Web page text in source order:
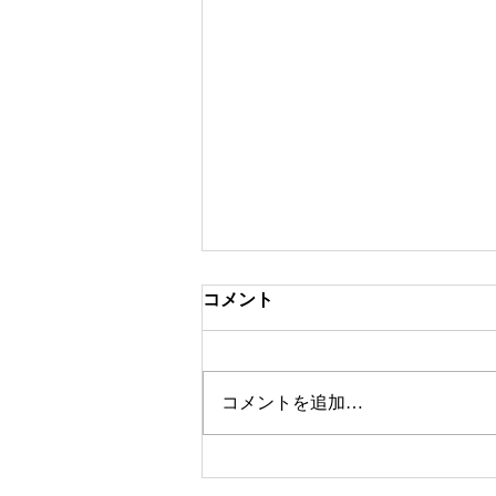
Studio This Week. (7月26日-8月1
コメント
コメントを追加…